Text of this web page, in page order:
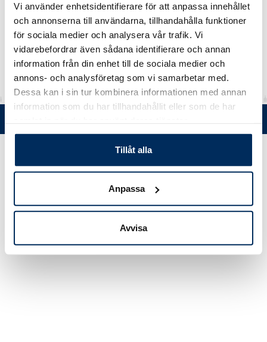
Vi använder enhetsidentifierare för att anpassa innehållet
och annonserna till användarna, tillhandahålla funktioner
för sociala medier och analysera vår trafik. Vi
vidarebefordrar även sådana identifierare och annan
information från din enhet till de sociala medier och
annons- och analysföretag som vi samarbetar med.
Dessa kan i sin tur kombinera informationen med annan
information som du har tillhandahållit eller som de har
Tillåt alla
Anpassa
Avvisa
Gänga / Kork 40 mm
Material rHDPE / CoEx6
Tel. +358 (0)19 5215 200 • Mustanlähteentie 5, FIN 07230 Askola •